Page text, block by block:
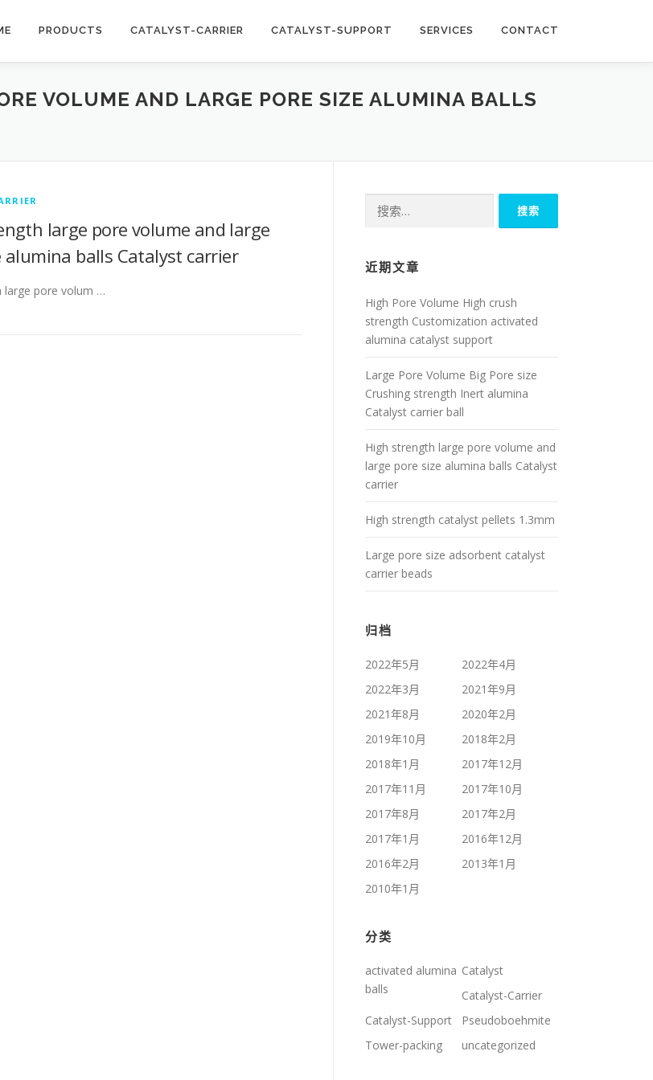
PRODUCTS CATALYST-CARRIER CATALYST-SUPPORT SERVICES CONTACT
VOLUME AND LARGE PORE SIZE ALUMINA BALLS
large pore volume and large
alumina balls Catalyst carrier
large pore volum …
索：
近期文章
High Pore Volume High crush
strength Customization activated
alumina catalyst support
Large Pore Volume Big Pore size
Crushing strength Inert alumina
Catalyst carrier ball
High strength large pore volume and
large pore size alumina balls Catalyst
carrier
High strength catalyst pellets 1.3mm
Large pore size adsorbent catalyst
carrier beads
归档
2022年5月
2022年4月
2022年3月
2021年9月
2021年8月
2020年2月
2019年10月
2018年2月
2018年1月
2017年12月
2017年11月
2017年10月
2017年8月
2017年2月
2017年1月
2016年12月
2016年2月
2013年1月
2010年1月
分类
activated alumina
balls
Catalyst
Catalyst-Carrier
Catalyst-Support
Pseudoboehmite
Tower-packing
uncategorized